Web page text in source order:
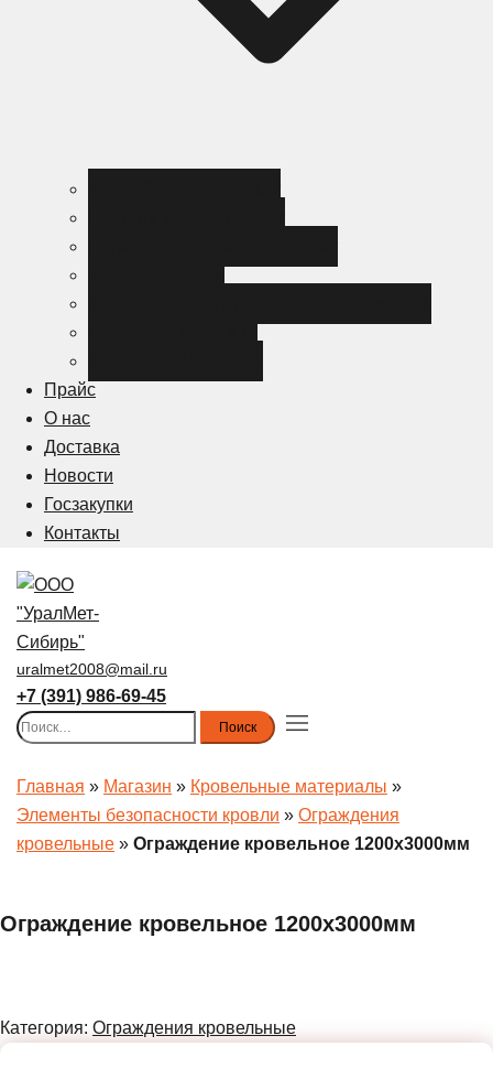
Прайс
О нас
Доставка
Новости
Госзакупки
Контакты
uralmet2008@mail.ru
+7 (391) 986-69-45
Найти:
Главная » Магазин » Кровельные материалы »
Элементы безопасности кровли » Ограждения
кровельные » Ограждение кровельное 1200х3000мм
Ограждение кровельное 1200х3000мм
Категория: Ограждения кровельные